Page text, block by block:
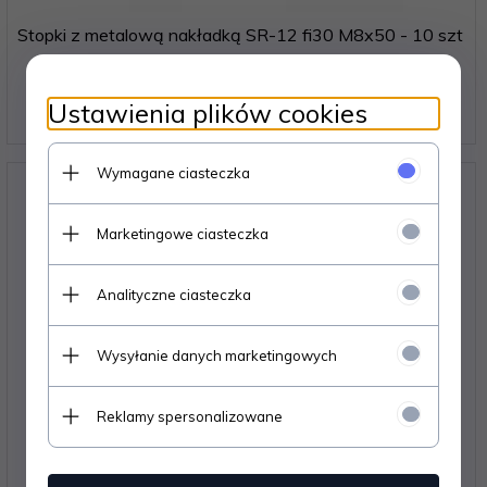
Stopki z metalową nakładką SR-12 fi30 M8x50 - 10 szt
* z podatkiem VAT
Ustawienia plików cookies
Wymagane ciasteczka
Marketingowe ciasteczka
Analityczne ciasteczka
Wysyłanie danych marketingowych
Reklamy spersonalizowane